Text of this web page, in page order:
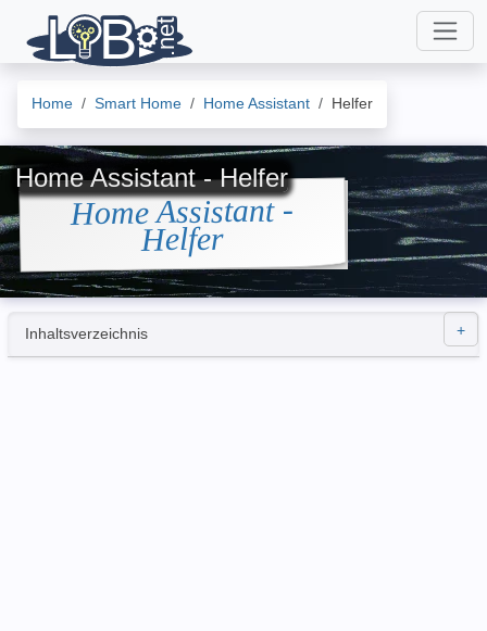
Home Smart Home Home Assistant Helfer
Home Assistant - Helfer
Home Assistant -
Helfer
Inhaltsverzeichnis